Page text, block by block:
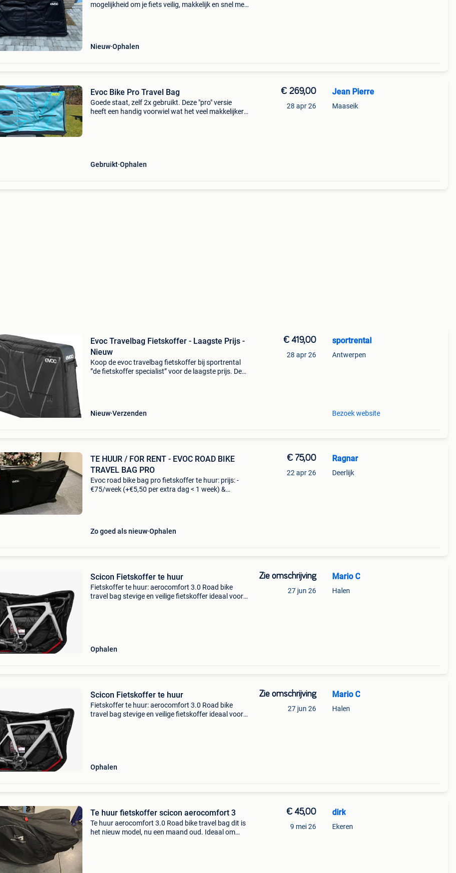
mogelijkheid om je fiets veilig, makkelijk en snel mee
Nieuw Ophalen
Evoc Bike Pro Travel Bag
Goede staat, zelf 2x gebruikt. Deze "pro" versie
heeft een handig voorwiel wat het veel makkelijker
Gebruikt Ophalen
€ 269,00
28 apr 26
Jean Pierre
Maaseik
Evoc Travelbag Fietskoffer - Laagste Prijs -
Nieuw
Koop de evoc travelbag fietskoffer bij sportrental
”de fietskoffer specialist” voor de laagste prijs. De
Nieuw Verzenden
€ 419,00
28 apr 26
sportrental
Antwerpen
Bezoek website
TE HUUR / FOR RENT - EVOC ROAD BIKE
TRAVEL BAG PRO
Evoc road bike bag pro fietskoffer te huur: prijs: -
€75/week (+€5,50 per extra dag < 1 week) &
Zo goed als nieuw Ophalen
€ 75,00
22 apr 26
Ragnar
Deerlijk
Scicon Fietskoffer te huur
Fietskoffer te huur: aerocomfort 3.0 Road bike
travel bag stevige en veilige fietskoffer ideaal voor
Ophalen
Zie omschrijving
27 jun 26
Mario C
Halen
Scicon Fietskoffer te huur
Fietskoffer te huur: aerocomfort 3.0 Road bike
travel bag stevige en veilige fietskoffer ideaal voor
Ophalen
Zie omschrijving
27 jun 26
Mario C
Halen
Te huur fietskoffer scicon aerocomfort 3
Te huur aerocomfort 3.0 Road bike travel bag dit is
het nieuw model, nu een maand oud. Ideaal om
€ 45,00
9 mei 26
dirk
Ekeren